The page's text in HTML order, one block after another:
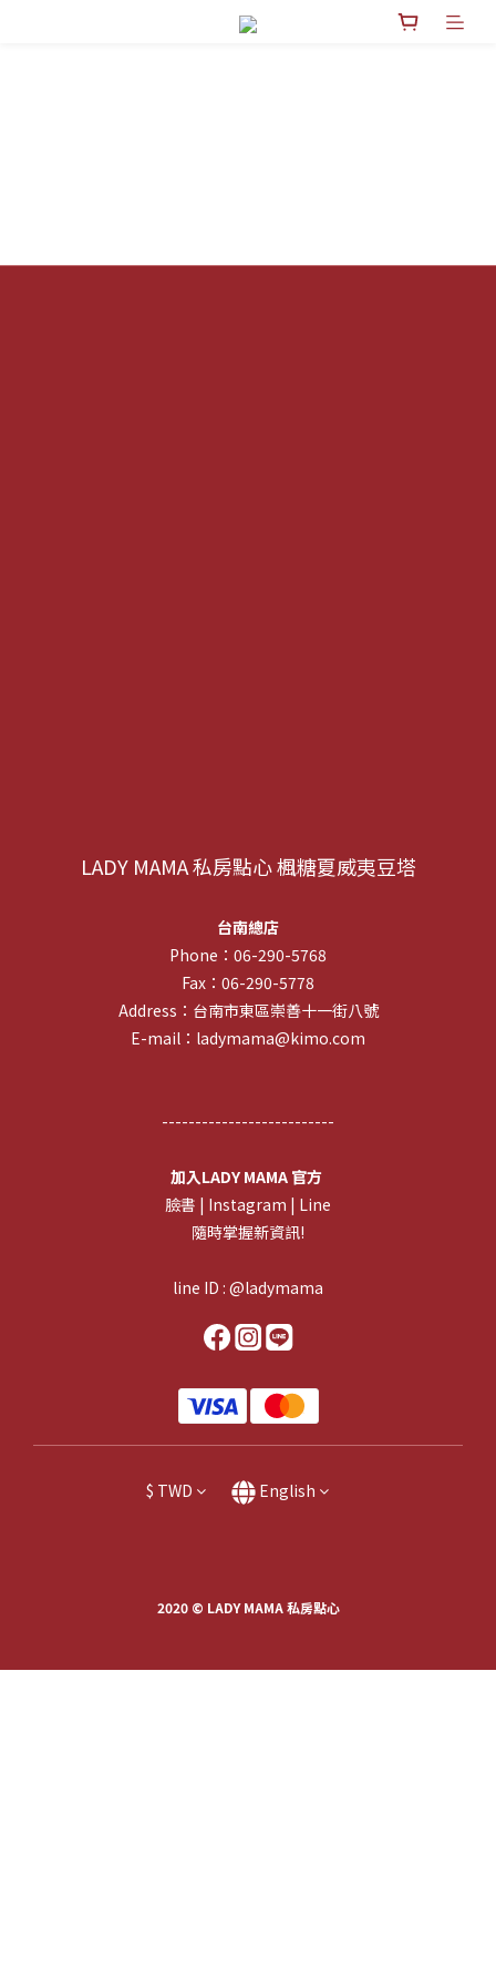
LADY MAMA 私房點心 楓糖夏威夷豆塔
台南總店
Phone：06-290-5768
Fax：06-290-5778
Address：台南市東區崇善十一街八號
E-mail：ladymama@kimo.com
--------------------------
加入LADY MAMA 官方
臉書 | Instagram | Line
隨時掌握新資訊!
line ID : @ladymama
$ TWD English
2020 © LADY MAMA 私房點心